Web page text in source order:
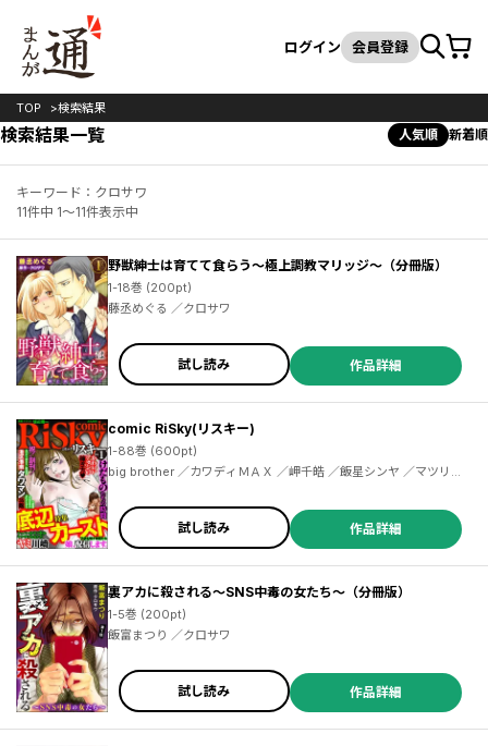
検索
ログイン 会員登録カート
TOP 検索結果
検索結果一覧 人気順 新着順
キーワード：クロサワ
11件中 1～11件表示中
野獣紳士は育てて食らう～極上調教マリッジ～（分冊版）
1-18巻 (200pt)
藤丞めぐる ／クロサワ
試し読み 作品詳細
comic RiSky(リスキー)
1-88巻 (600pt)
big brother ／カワディＭＡＸ ／岬千皓 ／飯星シンヤ ／マツリセ
イシロウ ／こにし真樹子 ／成瀬たくや ／comic RiSky（リスキ
ー）編集部 ／宮崎摩耶 ／泡光 ／鈴木おさむ ／bigbrother ／可惜
夜季央 ／小野一光 ／川崎三枝子 ／三木内麻耶 ／岩田和久 ／牛次郎
／神崎春子 ／comicRiSky（リスキー）編集部 ／酒川郁子 ／六畳
／後藤羽矢子
試し読み 作品詳細
裏アカに殺される～SNS中毒の女たち～（分冊版）
1-5巻 (200pt)
飯富まつり ／クロサワ
試し読み 作品詳細